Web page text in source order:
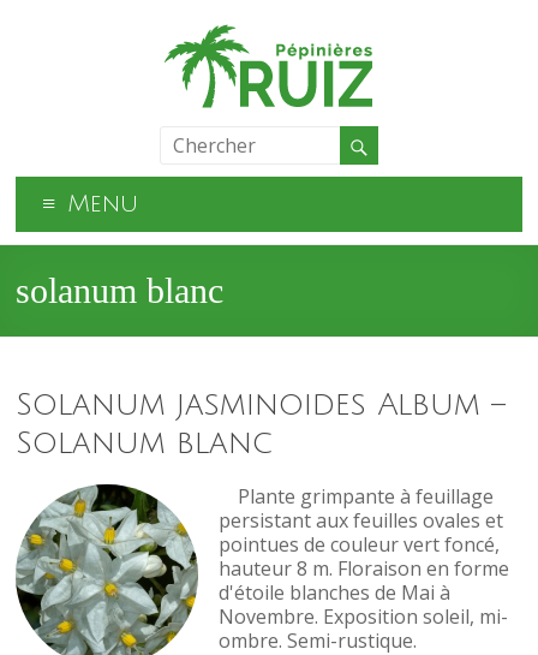
Menu
solanum blanc
Solanum jasminoides Album –
Solanum blanc
Plante grimpante à feuillage
persistant aux feuilles ovales et
pointues de couleur vert foncé,
hauteur 8 m. Floraison en forme
d'étoile blanches de Mai à
Novembre. Exposition soleil, mi-
ombre. Semi-rustique.